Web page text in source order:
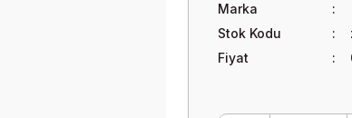
Marka
Stok Kodu
Fiyat